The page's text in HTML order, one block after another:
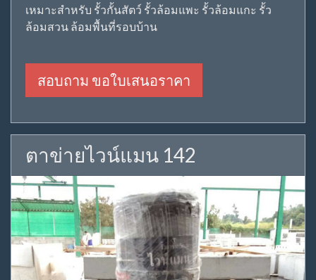
เหมาะสำหรับ รั้วกั้นสัตว์ รั้วล้อมแพะ รั้วล้อมแกะ รั้ว
ล้อมสวน ล้อมพื้นที่รอบบ้าน
สอบถาม ขอใบเสนอราคา
ตาข่ายไวน์แมน 142